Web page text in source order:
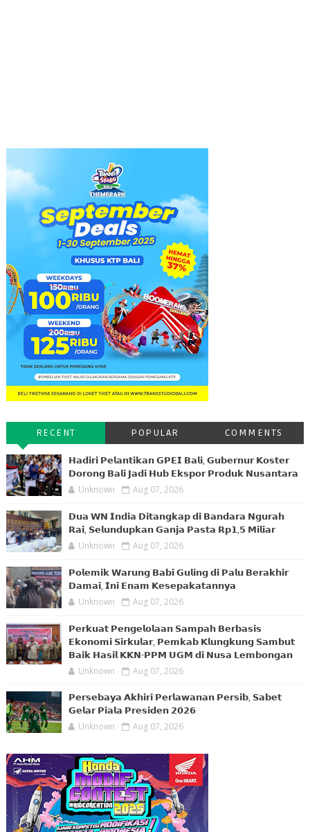
RECENT POPULAR COMMENTS
𝗛𝗮𝗱𝗶𝗿𝗶 𝗣𝗲𝗹𝗮𝗻𝘁𝗶𝗸𝗮𝗻 𝗚𝗣𝗘𝗜 𝗕𝗮𝗹𝗶, 𝗚𝘂𝗯𝗲𝗿𝗻𝘂𝗿 𝗞𝗼𝘀𝘁𝗲𝗿
𝗗𝗼𝗿𝗼𝗻𝗴 𝗕𝗮𝗹𝗶 𝗝𝗮𝗱𝗶 𝗛𝘂𝗯 𝗘𝗸𝘀𝗽𝗼𝗿 𝗣𝗿𝗼𝗱𝘂𝗸 𝗡𝘂𝘀𝗮𝗻𝘁𝗮𝗿𝗮
Unknown Aug 07, 2026
𝗗𝘂𝗮 𝗪𝗡 𝗜𝗻𝗱𝗶𝗮 𝗗𝗶𝘁𝗮𝗻𝗴𝗸𝗮𝗽 𝗱𝗶 𝗕𝗮𝗻𝗱𝗮𝗿𝗮 𝗡𝗴𝘂𝗿𝗮𝗵
𝗥𝗮𝗶, 𝗦𝗲𝗹𝘂𝗻𝗱𝘂𝗽𝗸𝗮𝗻 𝗚𝗮𝗻𝗷𝗮 𝗣𝗮𝘀𝘁𝗮 𝗥𝗽𝟭,𝟱 𝗠𝗶𝗹𝗶𝗮𝗿
Unknown Aug 07, 2026
𝗣𝗼𝗹𝗲𝗺𝗶𝗸 𝗪𝗮𝗿𝘂𝗻𝗴 𝗕𝗮𝗯𝗶 𝗚𝘂𝗹𝗶𝗻𝗴 𝗱𝗶 𝗣𝗮𝗹𝘂 𝗕𝗲𝗿𝗮𝗸𝗵𝗶𝗿
𝗗𝗮𝗺𝗮𝗶, 𝗜𝗻𝗶 𝗘𝗻𝗮𝗺 𝗞𝗲𝘀𝗲𝗽𝗮𝗸𝗮𝘁𝗮𝗻𝗻𝘆𝗮
Unknown Aug 07, 2026
𝗣𝗲𝗿𝗸𝘂𝗮𝘁 𝗣𝗲𝗻𝗴𝗲𝗹𝗼𝗹𝗮𝗮𝗻 𝗦𝗮𝗺𝗽𝗮𝗵 𝗕𝗲𝗿𝗯𝗮𝘀𝗶𝘀
𝗘𝗸𝗼𝗻𝗼𝗺𝗶 𝗦𝗶𝗿𝗸𝘂𝗹𝗮𝗿, 𝗣𝗲𝗺𝗸𝗮𝗯 𝗞𝗹𝘂𝗻𝗴𝗸𝘂𝗻𝗴 𝗦𝗮𝗺𝗯𝘂𝘁
𝗕𝗮𝗶𝗸 𝗛𝗮𝘀𝗶𝗹 𝗞𝗞𝗡-𝗣𝗣𝗠 𝗨𝗚𝗠 𝗱𝗶 𝗡𝘂𝘀𝗮 𝗟𝗲𝗺𝗯𝗼𝗻𝗴𝗮𝗻
Unknown Aug 07, 2026
𝗣𝗲𝗿𝘀𝗲𝗯𝗮𝘆𝗮 𝗔𝗸𝗵𝗶𝗿𝗶 𝗣𝗲𝗿𝗹𝗮𝘄𝗮𝗻𝗮𝗻 𝗣𝗲𝗿𝘀𝗶𝗯, 𝗦𝗮𝗯𝗲𝘁
𝗚𝗲𝗹𝗮𝗿 𝗣𝗶𝗮𝗹𝗮 𝗣𝗿𝗲𝘀𝗶𝗱𝗲𝗻 𝟮𝟬𝟮𝟲
Unknown Aug 07, 2026